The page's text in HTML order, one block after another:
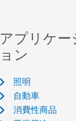
アプリケー
ョン
照明
自動車
消費性商品